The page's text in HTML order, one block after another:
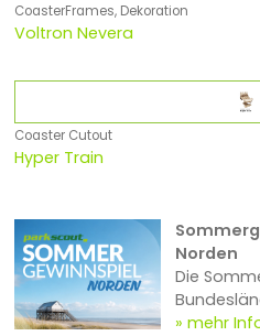
CoasterFrames, Dekoration
Voltron Nevera
Coaster Cutout
Hyper Train
Norden
Die
mehr